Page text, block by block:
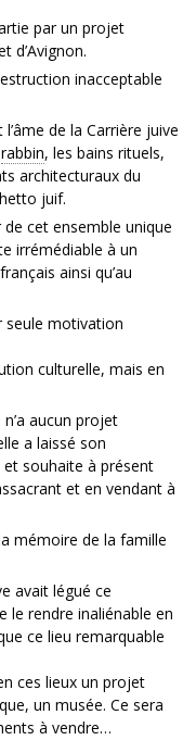
par un projet
d’Avignon.
inacceptable
de la Carrière juive
rabbin, les bains rituels,
architecturaux du
juif.
cet ensemble unique
irrémédiable à un
ainsi qu’au
seule motivation
culturelle, mais en
aucun projet
a laissé son
et souhaite à présent
et en vendant à
mémoire de la famille
avait légué ce
le rendre inaliénable en
ce lieu remarquable
ces lieux un projet
un musée. Ce sera
à vendre…